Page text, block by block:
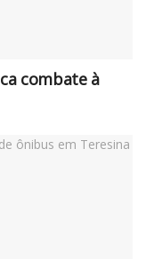
combate à